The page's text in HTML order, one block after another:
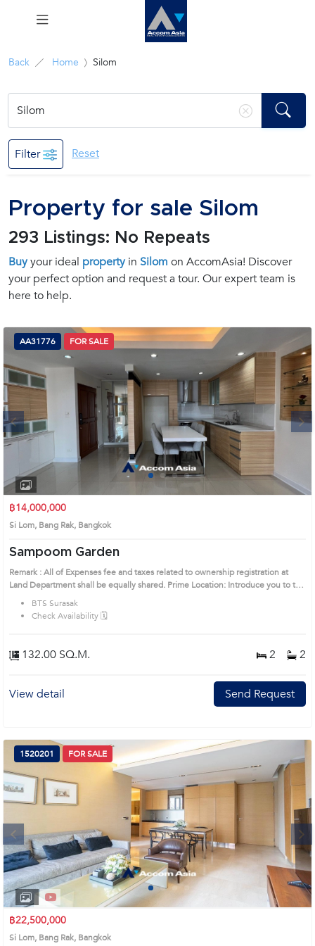
Menu
Sale
Career
Us !
inquiry@accomasia.co.th
(668)
1422-
1412
Back Home Silom
Filter Reset
Property for sale Silom
293 Listings: No Repeats
Buyyour ideal propertyin Silom on AccomAsia! Discover
your perfect option and request a tour. Our expert team is
here to help.
Next
1 2 3 4
AA31776 FOR SALE
฿14,000,000
Si Lom, Bang Rak, Bangkok
Sampoom Garden
Remark : All of Expenses fee and taxes related to ownership registration at
Land Department shall be equally shared. Prime Location: Introduce you to the
House code: AA31776, in Bang Rak's Bangkok highly desirable district. This
prime location surrounds
BTS Surasak
Check Availability 🗓️
132.00 SQ.M. 2 2
View detail Send Request
1 2 3 4
1520201 FOR SALE
฿22,500,000
Si Lom, Bang Rak, Bangkok